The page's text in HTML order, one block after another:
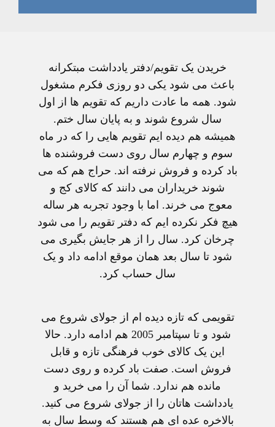
خريدن يک تقويم/دفتر يادداشت مبتکرانه
باعث می شود يکی دو روزی فکرم مشغول
شود. همه ما عادت داريم که تقويم ها از اول
سال شروع شوند و به پايان سال ختم.
هميشه هم ديده ايم تقويم هايی را که در ماه
سوم و چهارم سال روی دست فروشنده ها
باد کرده و فروش نرفته اند. حراج هم که می
شوند خريداران می دانند که کالای کج و
معوج می خرند. اما با وجود تجربه هر ساله
هيچ فکر نکرده ايم که دفتر تقويم را می شود
چرخان کرد. سال را از هر جايش بگيری می
شود تا سال بعد همان موقع ادامه داد و يک
سال حساب کرد.
تقويمی که تازه ديده ام از جولای شروع می
شود و تا سپتامبر 2005 هم ادامه دارد. حالا
اين يک کالای خوب فرهنگی تازه و قابل
فروش است. صفت باد کرده و روی دست
مانده هم ندارد. شما آن را می خريد و
يادداشت هاتان را از جولای شروع می کنيد.
بالاخره عده ای هم هستند که وسط سال به